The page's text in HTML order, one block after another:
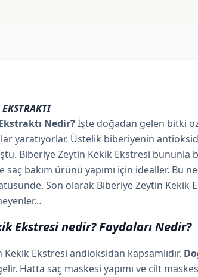
Nedir?İşte doğadan gelen bitki
yaratıyorlar. Üstelik biberiyenin
Biberiye Zeytin Kekik Ekstresi bununla
saç bakım ürünü yapımı için idealler. Bu
Son olarak Biberiye Zeytin Kekik
Ekstresi nedir? Faydaları Nedir?
Ekstresi andioksidan kapsamlıdır.
Hatta saç maskesi yapımı ve cilt